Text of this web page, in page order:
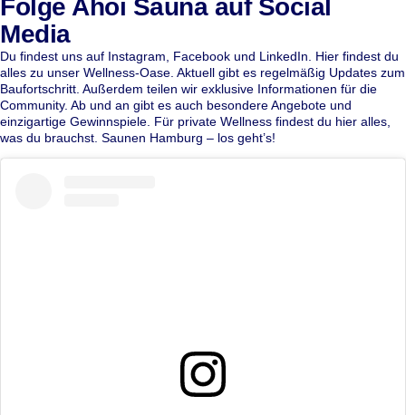
Folge Ahoi Sauna auf Social
Media
Du findest uns auf Instagram Facebook und LinkedIn . Hier findest du
alles zu unser Wellness-Oase. Aktuell gibt es regelmäßig Updates zum
Baufortschritt. Außerdem teilen wir exklusive Informationen für die
Community. Ab und an gibt es auch besondere Angebote und
einzigartige Gewinnspiele. Für private Wellness findest du hier alles,
was du brauchst. Saunen Hamburg – los geht’s!